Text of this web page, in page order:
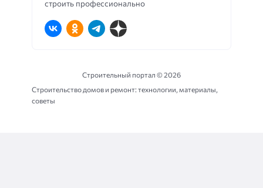
строить профессионально
Строительный портал ©2026
Строительство домов и ремонт: технологии, материалы,
советы